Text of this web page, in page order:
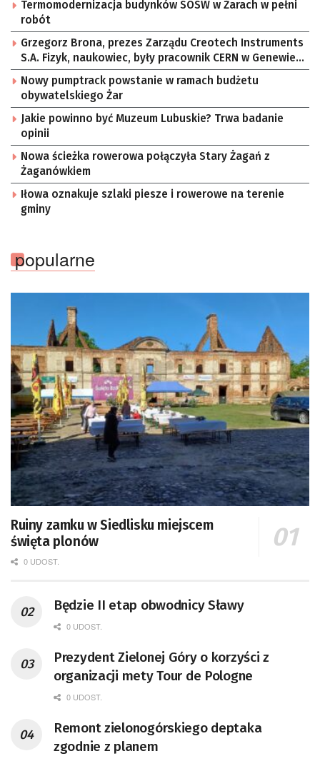
Termomodernizacja budynków SOSW w Żarach w pełni
robót
Grzegorz Brona, prezes Zarządu Creotech Instruments
S.A. Fizyk, naukowiec, były pracownik CERN w Genewie,
przedsiębiorca i nauczyciel akademicki, doktor
habilitowany nauk fizycznych, koordynator Rady
Sektorowej ds. Kompetencji Przemysłu Lotniczo-
Kosmicznego oraz członek Komitetu Badań
Kosmicznych i Satelitarnych PAN.
Nowy pumptrack powstanie w ramach budżetu
obywatelskiego Żar
Jakie powinno być Muzeum Lubuskie? Trwa badanie
opinii
Nowa ścieżka rowerowa połączyła Stary Żagań z
Żaganówkiem
Iłowa oznakuje szlaki piesze i rowerowe na terenie
gminy
popularne
Ruiny zamku w Siedlisku miejscem
święta plonów
0 UDOST.
Będzie II etap obwodnicy Sławy
0 UDOST.
Prezydent Zielonej Góry o korzyści z
organizacji mety Tour de Pologne
0 UDOST.
Remont zielonogórskiego deptaka
zgodnie z planem